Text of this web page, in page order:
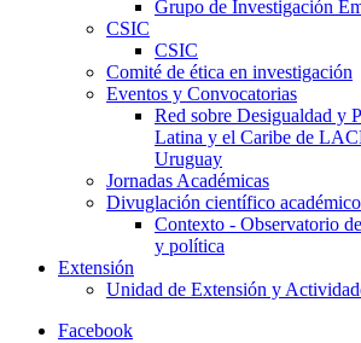
Grupo de Investigación
CSIC
CSIC
Comité de ética en investigación
Eventos y Convocatorias
Red sobre Desigualdad y
Latina y el Caribe de
Uruguay
Jornadas Académicas
Divuglación científico académico
Contexto - Observatorio
y política
Extensión
Unidad de Extensión y
Facebook